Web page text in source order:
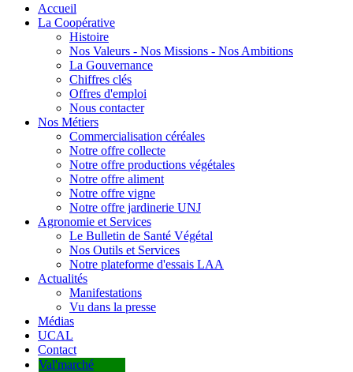
Accueil
La Coopérative
Histoire
Nos Valeurs - Nos Missions - Nos Ambitions
La Gouvernance
Chiffres clés
Offres d'emploi
Nous contacter
Nos Métiers
Commercialisation céréales
Notre offre collecte
Notre offre productions végétales
Notre offre aliment
Notre offre vigne
Notre offre jardinerie UNJ
Agronomie et Services
Le Bulletin de Santé Végétal
Nos Outils et Services
Notre plateforme d'essais LAA
Actualités
Manifestations
Vu dans la presse
Médias
UCAL
Contact
Val'marché